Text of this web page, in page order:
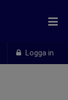
Logga in